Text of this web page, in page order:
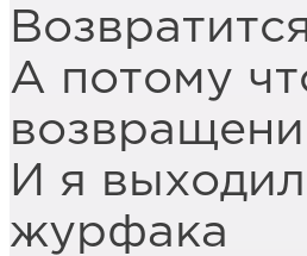
А потому
И я
журфака